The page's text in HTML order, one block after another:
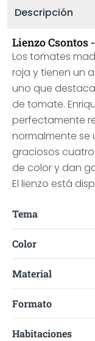
Descripción
Lienzo Csontos
Los tomates
roja y tienen un
uno que
de tomate.
perfectamente
normalmente se
graciosos
de color y dan
El lienzo está
Tema
Color
Material
Formato
Habitaciones